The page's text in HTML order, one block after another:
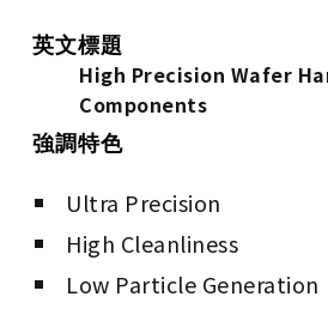
英文標題
High Precision Wafer
Components
強調特色
Ultra Precision
High Cleanliness
Low Particle Generation